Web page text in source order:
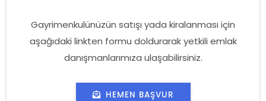
Gayrimenkulünüzün satışı yada kiralanması için
aşağıdaki linkten formu doldurarak yetkili emlak
danışmanlarımıza ulaşabilirsiniz.
HEMEN BAŞVUR